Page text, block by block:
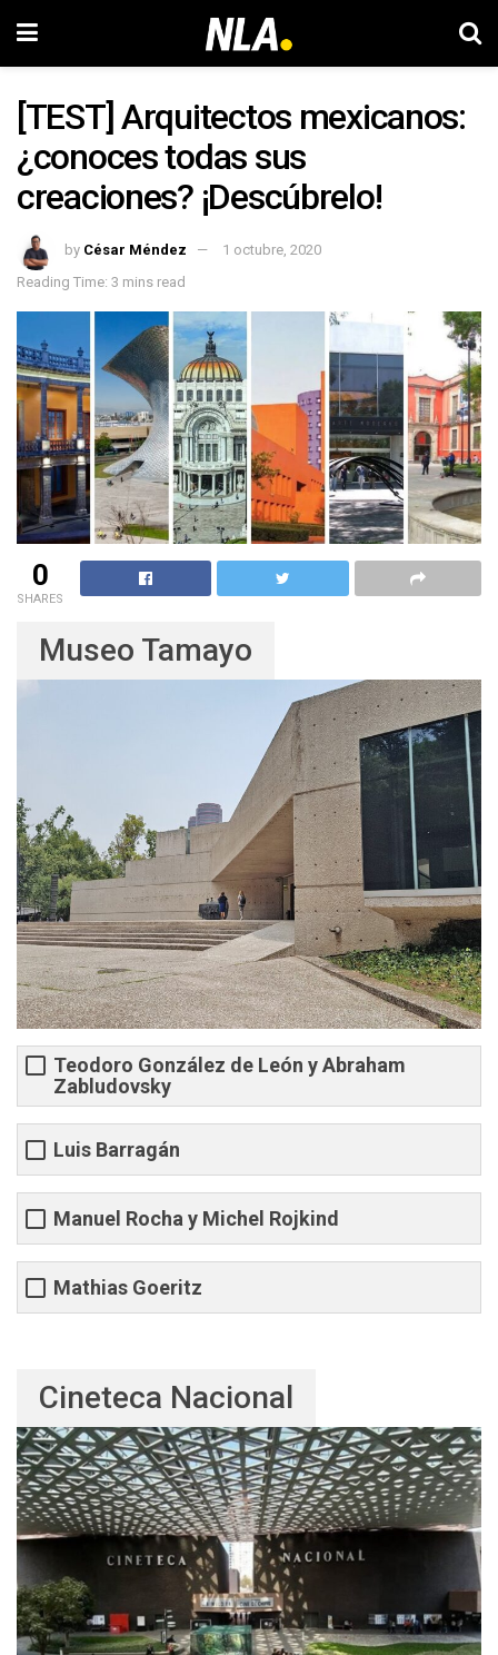
[TEST] Arquitectos mexicanos:
¿conoces todas sus
creaciones? ¡Descúbrelo!
by César Méndez
1 octubre, 2020
Reading Time: 3 mins read
0
SHARES
Museo Tamayo
Teodoro González de León y Abraham
Zabludovsky
Luis Barragán
Manuel Rocha y Michel Rojkind
Mathias Goeritz
Cineteca Nacional